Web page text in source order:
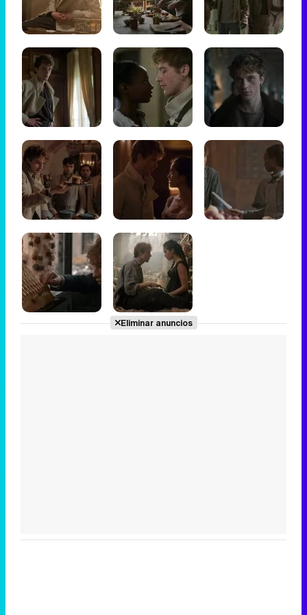
Tráiler de '33 días', la nueva serie de Atresplayer con Julián Villagrán y José Manuel Poga
Eliminar anuncios